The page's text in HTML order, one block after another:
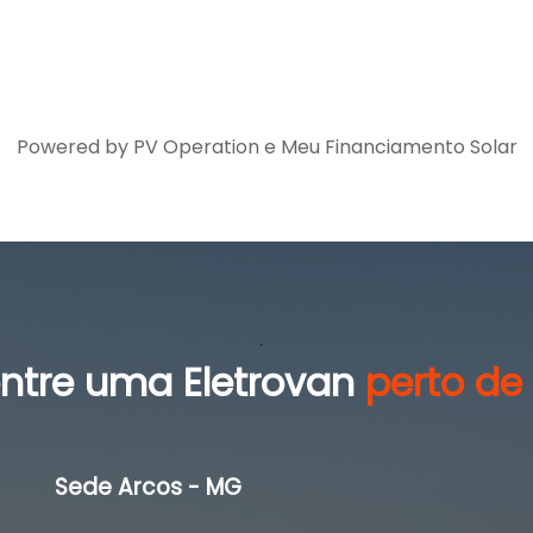
Powered by PV Operation e Meu Financiamento Solar
uma Eletrovan perto
Sede Arcos - MG